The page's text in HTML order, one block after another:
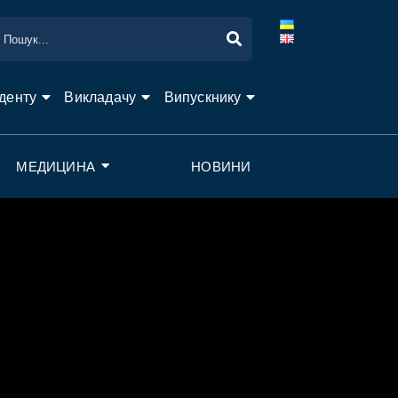
Викладачу Випускнику
МЕДИЦИНА НОВИНИ